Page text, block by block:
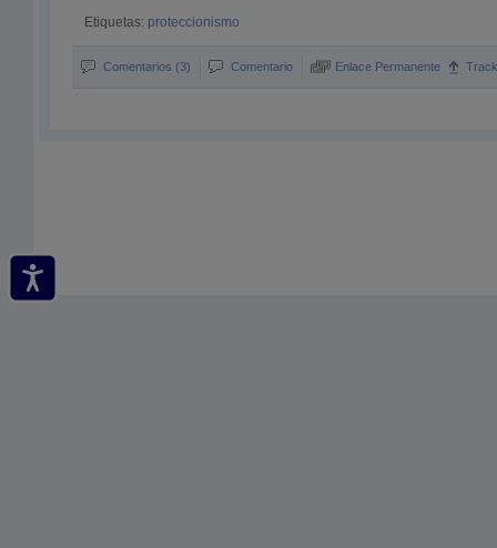
Etiquetas: proteccionismo
Comentarios (3) Comentario Enlace Permanente